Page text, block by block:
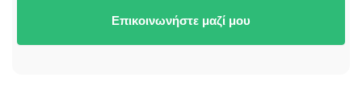
Επικοινωνήστε μαζί μου